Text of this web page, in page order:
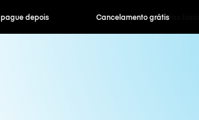
Cancelamento grátis Tarifas